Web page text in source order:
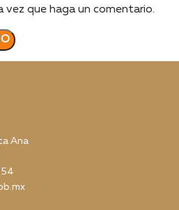
vez que haga un comentario.
Ana
54